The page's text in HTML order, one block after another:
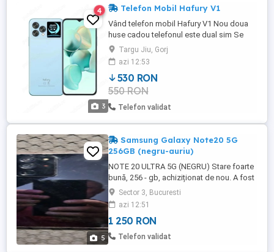
3
4 Telefon Mobil Hafury V1
Vând telefon mobil Hafury V1 Nou doua
huse cadou telefonul este dual sim Se
vinde la Cutie cu toate accesoriile preț 530
lei predare personala în Tg Jiu
Targu Jiu, Gorj
azi 12:53
530 RON
550 RON
Telefon validat
5
Samsung Galaxy Note20 5G
256GB (negru-auriu)
NOTE 20 ULTRA 5G (NEGRU) Stare foarte
bună, 256 - gb, achiziționat de nou. A fost
schimbat ecranul, cu unul nou. Mici urme
de utilizare pe ecran vizibile doar într-un
anumit unghi. 1250 LEI +7 HUSE DIVERSE
NOTE 20 ULTRA 5G (AURIU) Stare foarte
bună - auriu 512 GB, achiziționat de nou
Sector 3, Bucuresti
azi 12:51
1 250 RON
Telefon validat